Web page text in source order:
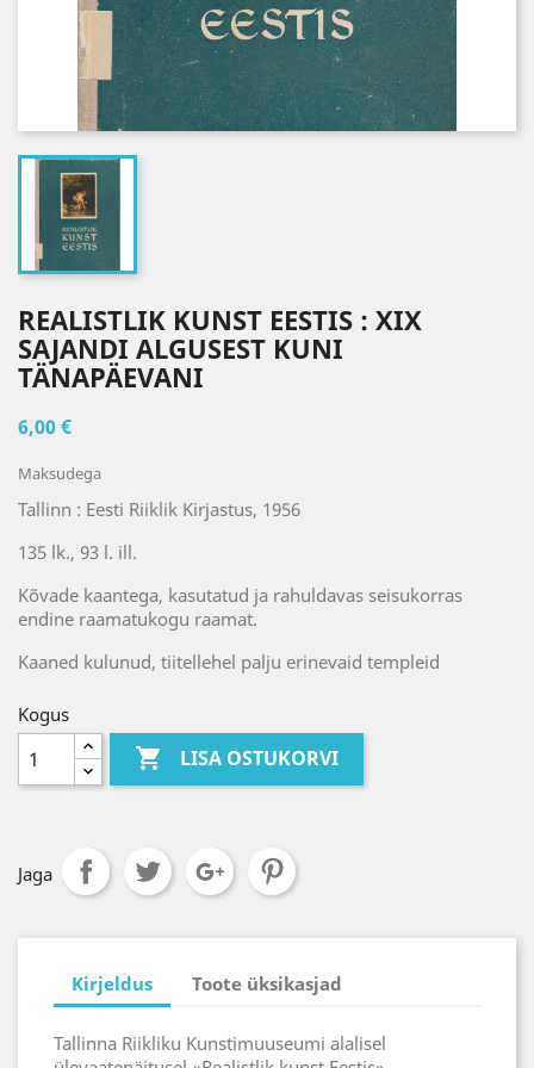
REALISTLIK KUNST EESTIS : XIX
SAJANDI ALGUSEST KUNI
TÄNAPÄEVANI
6,00 €
Maksudega
Tallinn : Eesti Riiklik Kirjastus, 1956
135 lk., 93 l. ill.
Kõvade kaantega, kasutatud ja rahuldavas seisukorras
endine raamatukogu raamat.
Kaaned kulunud, tiitellehel palju erinevaid templeid
Kogus
 LISA OSTUKORVI
Jaga
Kirjeldus Toote üksikasjad
Tallinna Riikliku Kunstimuuseumi alalisel